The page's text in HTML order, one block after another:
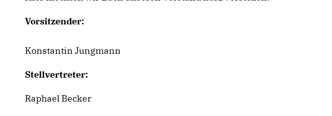
Vorsitzender:
Konstantin Jungmann
Stellvertreter:
Raphael Becker